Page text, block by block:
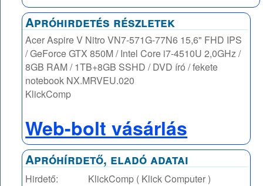
Apróhirdetés részletek
Acer Aspire V Nitro VN7-571G-77N6 15,6" FHD IPS
/ GeForce GTX 850M / Intel Core i7-4510U 2,0GHz /
8GB RAM / 1TB+8GB SSHD / DVD író / fekete
notebook NX.MRVEU.020
KlickComp
Web-bolt vásárlás
Apróhírdető, eladó adatai
Hirdető:
KlickComp ( Klick Computer )